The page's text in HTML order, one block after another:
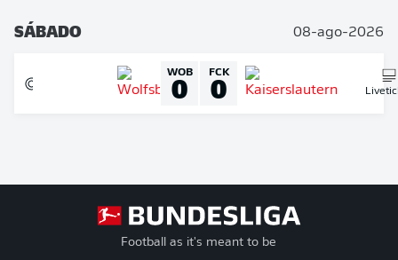
SÁBADO 08-ago-2026
WOB
0 FCK
0
Football as it's meant to be